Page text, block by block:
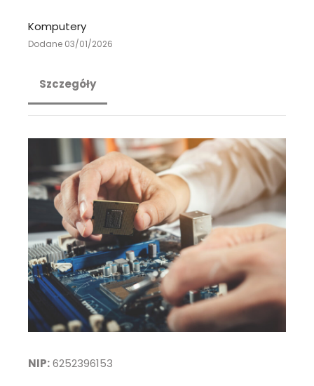
Komputery
Dodane 03/01/2026
Szczegóły
NIP:6252396153